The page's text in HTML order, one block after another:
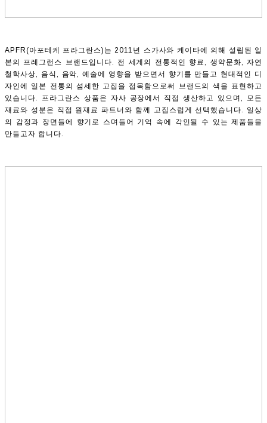
APFR(아포테케 프라그란스)는 2011년 스가사와 케이타에 의해 설립된 일
본의 프레그런스 브랜드입니다. 전 세계의 전통적인 향료, 생약문화, 자연
철학사상, 음식, 음악, 예술에 영향을 받으면서 향기를 만들고 현대적인 디
자인에 일본 전통의 섬세한 고집을 접목함으로써 브랜드의 색을 표현하고
있습니다. 프라그란스 상품은 자사 공장에서 직접 생산하고 있으며, 모든
재료와 성분은 직접 원재료 파트너와 함께 고집스럽게 선택했습니다. 일상
의 감정과 장면들에 향기로 스며들어 기억 속에 각인될 수 있는 제품들을
만들고자 합니다.